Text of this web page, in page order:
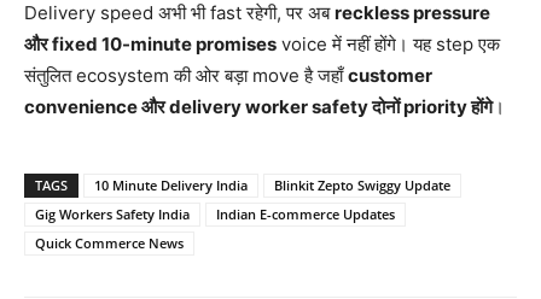
Delivery speed अभी भी fast रहेगी, पर अबreckless pressure
और fixed 10-minute promises voice में नहीं होंगे। यह step एक
संतुलित ecosystem की ओर बड़ा move है जहाँcustomer
convenience और delivery worker safety दोनों priority होंगे।
TAGS 10 Minute Delivery India
Blinkit Zepto Swiggy Update
Gig Workers Safety India
Indian E-commerce Updates
Quick Commerce News